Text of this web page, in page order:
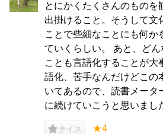
とにかくたくさんのものを
出掛けること。そうして文
ことで些細なことにも何か
ていくらしい。 あと、ど
ことも言語化することが大
語化、苦手なんだけどこの
いてあるので、読書メータ
に続けていこうと思いまし
ナイス ★4